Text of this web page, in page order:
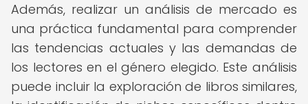
Además, realizar un análisis de mercado es
una práctica fundamental para comprender
las tendencias actuales y las demandas de
los lectores en el género elegido. Este análisis
puede incluir la exploración de libros similares,